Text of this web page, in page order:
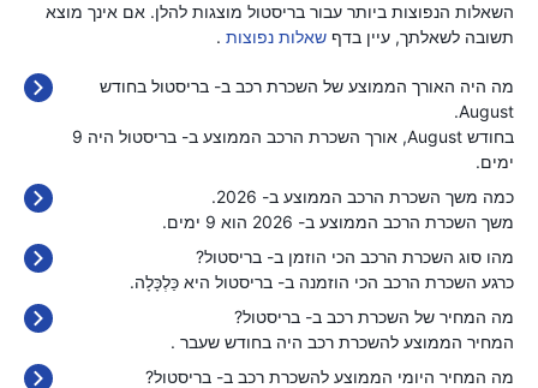
השאלות הנפוצות ביותר עבור בריסטול מוצגות להלן. אם אינך מוצא
תשובה לשאלתך, עיין בדף שאלות נפוצות .
מה היה האורך הממוצע של השכרת רכב ב- בריסטול בחודש
August.
בחודש August, אורך השכרת הרכב הממוצע ב- בריסטול היה 9
ימים.
כמה משך השכרת הרכב הממוצע ב- 2026.
משך השכרת הרכב הממוצע ב- 2026 הוא 9 ימים.
מהו סוג השכרת הרכב הכי הוזמן ב- בריסטול?
כרגע השכרת הרכב הכי הוזמנה ב- בריסטול היא כַּלְכָּלָה.
מה המחיר של השכרת רכב ב- בריסטול?
המחיר הממוצע להשכרת רכב היה בחודש שעבר .
מה המחיר היומי הממוצע להשכרת רכב ב- בריסטול?